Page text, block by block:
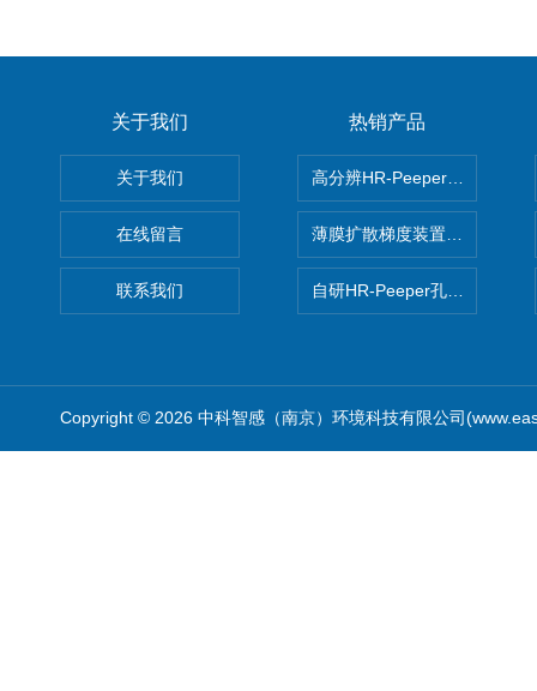
关于我们
关于我们
在线留言
联系我们
热销产品
高分辨HR-Peeper采样器孔隙
薄膜扩散梯度装置 Agl DGT
自研HR-Peeper孔隙水采样器
Copyright © 2026 中科智感（南京）环境科技有限公司